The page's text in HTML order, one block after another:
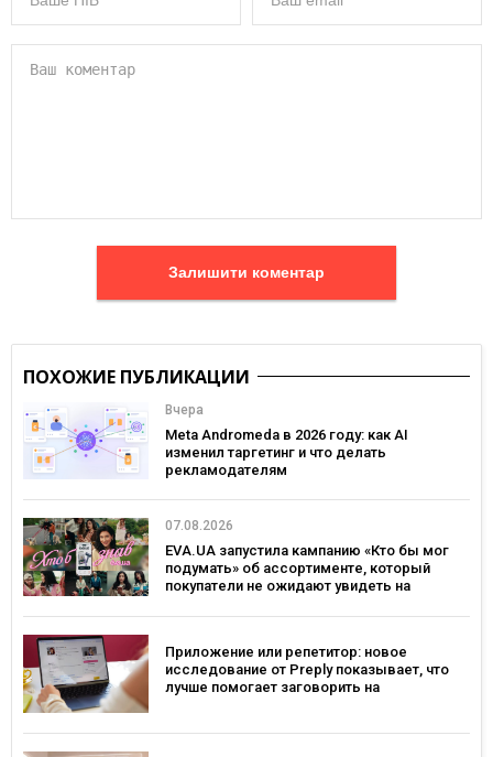
Залишити коментар
ПОХОЖИЕ ПУБЛИКАЦИИ
Вчера
Meta Andromeda в 2026 году: как AI
изменил таргетинг и что делать
рекламодателям
07.08.2026
EVA.UA запустила кампанию «Кто бы мог
подумать» об ассортименте, который
покупатели не ожидают увидеть на
Приложение или репетитор: новое
исследование от Preply показывает, что
лучше помогает заговорить на